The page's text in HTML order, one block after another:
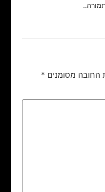
החובה מסומנים *